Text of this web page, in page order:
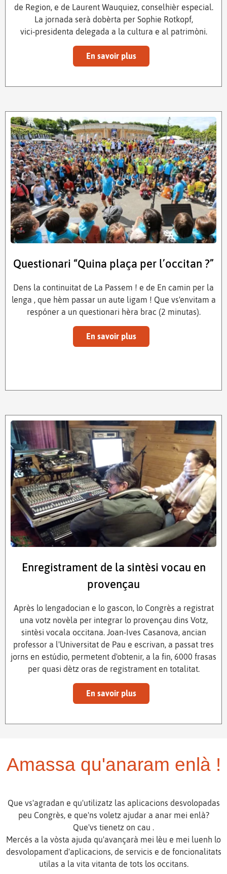
de Region, e de Laurent Wauquiez, conselhièr especial.
La jornada serà dobèrta per Sophie Rotkopf,
vici‑presidenta delegada a la cultura e al patrimòni.
En savoir plus
Questionari “Quina plaça per l’occitan ?”
Dens la continuitat de La Passem ! e de En camin per la
lenga , que hèm passar un aute ligam ! Que vs'envitam a
respóner a un questionari hèra brac (2 minutas).
En savoir plus
Enregistrament de la sintèsi vocau en
provençau
Après lo lengadocian e lo gascon, lo Congrès a registrat
una votz novèla per integrar lo provençau dins Votz,
sintèsi vocala occitana. Joan-Ives Casanova, ancian
professor a l'Universitat de Pau e escrivan, a passat tres
jorns en estúdio, permetent d'obtenir, a la fin, 6000 frasas
per quasi dètz oras de registrament en totalitat.
En savoir plus
Amassa qu'anaram enlà !
Que vs'agradan e qu'utilizatz las aplicacions desvolopadas
peu Congrès, e que'ns voletz ajudar a anar mei enlà?
Que'vs tienetz on cau .
Mercés a la vòsta ajuda qu'avançarà mei lèu e mei luenh lo
desvolopament d'aplicacions, de servicis e de foncionalitats
utilas a la vita vitanta de tots los occitans.